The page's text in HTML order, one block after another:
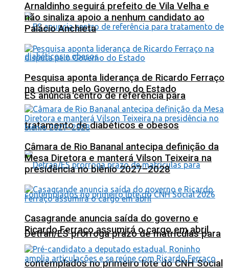
ES anuncia centro de referência para
tratamento de diabéticos e obesos
Detran/ES prorroga prazo de matrículas para
contemplados no primeiro lote do CNH Social
Arnaldinho seguirá prefeito de Vila Velha e
não sinaliza apoio a nenhum candidato ao
Palácio Anchieta
Pesquisa aponta liderança de Ricardo Ferraço
na disputa pelo Governo do Estado
Câmara de Rio Bananal antecipa definição da
Mesa Diretora e manterá Vilson Teixeira na
presidência no biênio 2027–2028
Casagrande anuncia saída do governo e
Ricardo Ferraço assumirá o cargo em abril